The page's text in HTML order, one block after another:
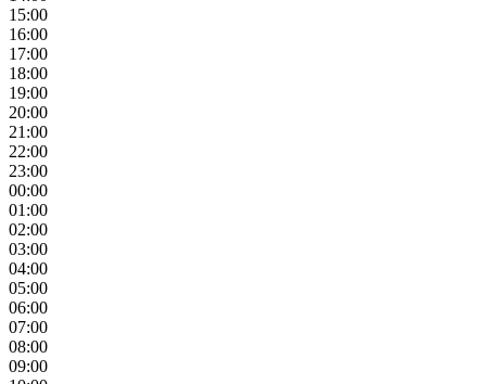
15:00
16:00
17:00
18:00
19:00
20:00
21:00
22:00
23:00
00:00
01:00
02:00
03:00
04:00
05:00
06:00
07:00
08:00
09:00